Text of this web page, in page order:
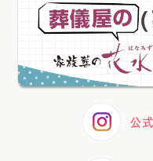
2025年2月
2025年1月
2024年12月
2024年11月